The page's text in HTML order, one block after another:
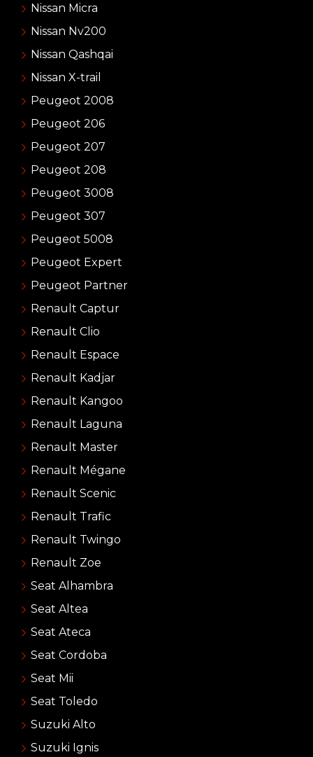
Nissan Micra
Nissan Nv200
Nissan Qashqai
Nissan X-trail
Peugeot 2008
Peugeot 206
Peugeot 207
Peugeot 208
Peugeot 3008
Peugeot 307
Peugeot 5008
Peugeot Expert
Peugeot Partner
Renault Captur
Renault Clio
Renault Espace
Renault Kadjar
Renault Kangoo
Renault Laguna
Renault Master
Renault Mégane
Renault Scenic
Renault Trafic
Renault Twingo
Renault Zoe
Seat Alhambra
Seat Altea
Seat Ateca
Seat Cordoba
Seat Mii
Seat Toledo
Suzuki Alto
Suzuki Ignis